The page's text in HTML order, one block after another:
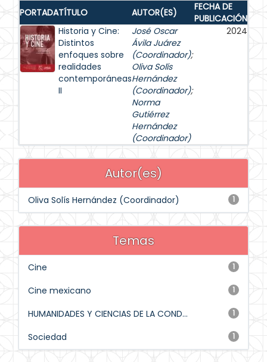
PORTADATÍTULO AUTOR(ES)
FECHA DE
PUBLICACIÓN
Historia y Cine:
Distintos
enfoques sobre
realidades
contemporáneas
II
José Oscar
Ávila Juárez
(Coordinador);
Oliva Solís
Hernández
(Coordinador);
Norma
Gutiérrez
Hernández
(Coordinador)
2024
Autor(es)
1
Oliva Solís Hernández (Coordinador)
Temas
1
Cine
1
Cine mexicano
1
HUMANIDADES Y CIENCIAS DE LA COND...
1
Sociedad